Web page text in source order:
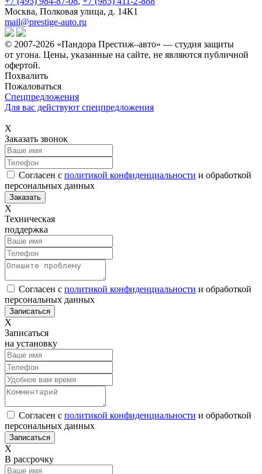
Москва, Полковая улица, д. 14К1
mail@prestige-auto.ru
© 2007-2026 «Пандора Престиж–авто» — студия защиты
от угона. Цены, указанные на сайте, не являются публичной
офертой.
Похвалить
Пожаловаться
Спецпредложения
Для вас действуют спецпредложения
Х
Заказать звонок
Согласен с политикой конфиденциальности и обработкой
персональных данных
Х
Техническая
поддержка
Согласен с политикой конфиденциальности и обработкой
персональных данных
Х
Записаться
на установку
Согласен с политикой конфиденциальности и обработкой
персональных данных
Х
В рассрочку